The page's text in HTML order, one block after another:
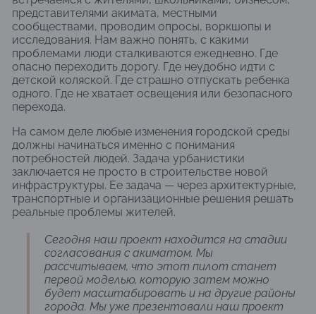
представителями акимата, местными
сообществами, проводим опросы, воркшопы и
исследования. Нам важно понять, с какими
проблемами люди сталкиваются ежедневно. Где
опасно переходить дорогу. Где неудобно идти с
детской коляской. Где страшно отпускать ребенка
одного. Где не хватает освещения или безопасного
перехода.
На самом деле любые изменения городской среды
должны начинаться именно с понимания
потребностей людей. Задача урбанистики
заключается не просто в строительстве новой
инфраструктуры. Ее задача — через архитектурные,
транспортные и организационные решения решать
реальные проблемы жителей.
Сегодня наш проект находится на стадии
согласования с акиматом. Мы
рассчитываем, что этот пилот станет
первой моделью, которую затем можно
будет масштабировать и на другие районы
города. Мы уже презентовали наш проект